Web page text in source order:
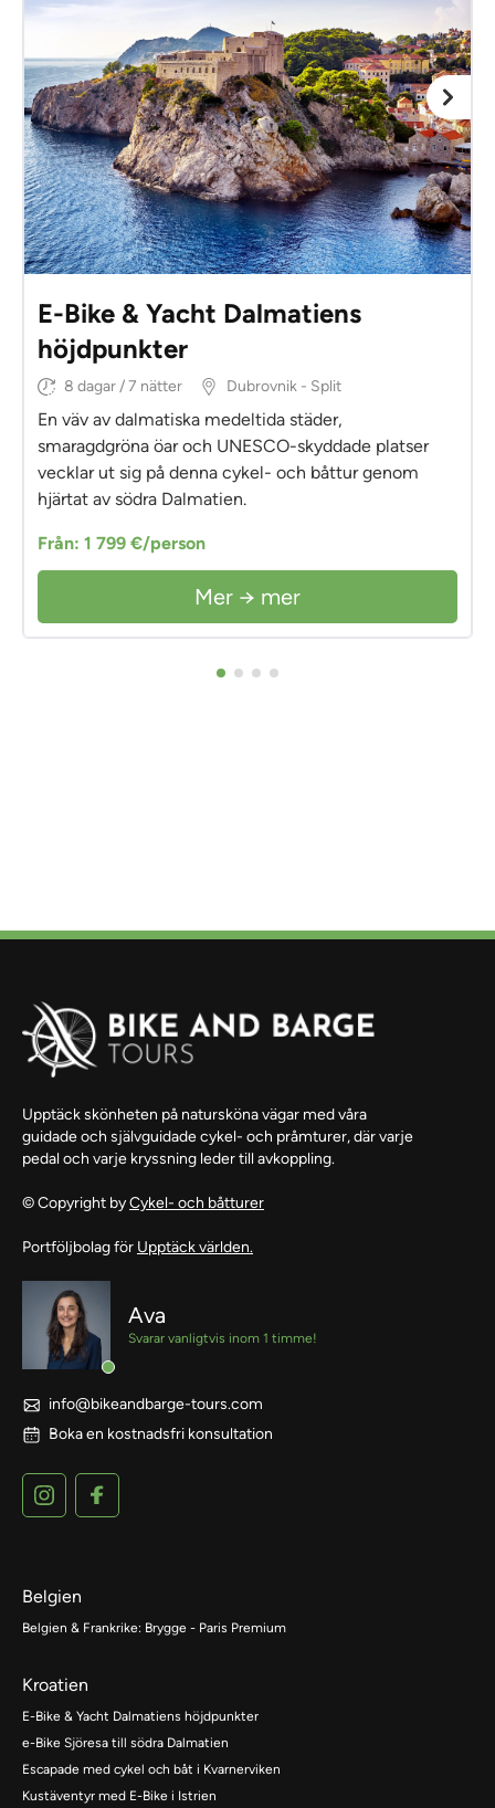
E-Bike & Yacht Dalmatiens
höjdpunkter
8 dagar / 7 nätter Dubrovnik - Split
En väv av dalmatiska medeltida städer,
smaragdgröna öar och UNESCO-skyddade platser
vecklar ut sig på denna cykel- och båttur genom
hjärtat av södra Dalmatien.
Från: 1 799 €/person
Mer → mer
Upptäck skönheten på natursköna vägar med våra
guidade och självguidade cykel- och pråmturer, där varje
pedal och varje kryssning leder till avkoppling.
© Copyright byCykel- och båtturer
Portföljbolag för Upptäck världen.
Ava
Svarar vanligtvis inom 1 timme!
info@bikeandbarge-tours.com
Boka en kostnadsfri konsultation
Belgien
Belgien & Frankrike: Brygge - Paris Premium
Kroatien
E-Bike & Yacht Dalmatiens höjdpunkter
e-Bike Sjöresa till södra Dalmatien
Escapade med cykel och båt i Kvarnerviken
Kustäventyr med E-Bike i Istrien